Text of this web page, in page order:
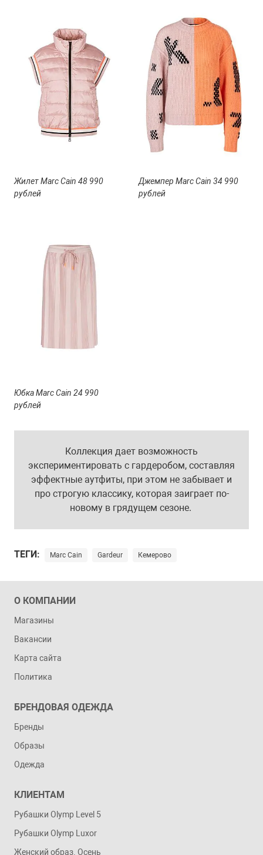
Жилет Marc Cain 48 990
рублей
Джемпер Marc Cain 34 990
рублей
Юбка Marc Cain 24 990
рублей
Коллекция дает возможность
экспериментировать с гардеробом, составляя
эффектные аутфиты, при этом не забывает и
про строгую классику, которая заиграет по-
новому в грядущем сезоне.
ТЕГИ: Marc Cain Gardeur Кемерово
О КОМПАНИИ
Магазины
Вакансии
Карта сайта
Политика
БРЕНДОВАЯ ОДЕЖДА
Бренды
Образы
Одежда
КЛИЕНТАМ
Рубашки Olymp Level 5
Рубашки Olymp Luxor
Женский образ. Осень